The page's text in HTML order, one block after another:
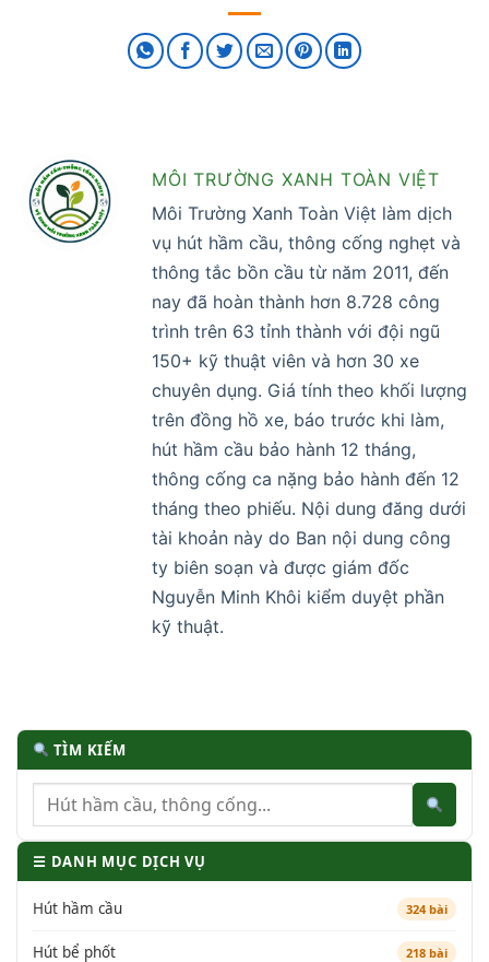
MÔI TRƯỜNG XANH TOÀN VIỆT
Môi Trường Xanh Toàn Việt làm dịch
vụ hút hầm cầu, thông cống nghẹt và
thông tắc bồn cầu từ năm 2011, đến
nay đã hoàn thành hơn 8.728 công
trình trên 63 tỉnh thành với đội ngũ
150+ kỹ thuật viên và hơn 30 xe
chuyên dụng. Giá tính theo khối lượng
trên đồng hồ xe, báo trước khi làm,
hút hầm cầu bảo hành 12 tháng,
thông cống ca nặng bảo hành đến 12
tháng theo phiếu. Nội dung đăng dưới
tài khoản này do Ban nội dung công
ty biên soạn và được giám đốc
Nguyễn Minh Khôi kiểm duyệt phần
kỹ thuật.
TÌM KIẾM
☰ DANH MỤC DỊCH VỤ
Hút hầm cầu 324 bài
Hút bể phốt 218 bài